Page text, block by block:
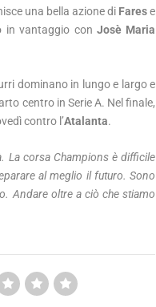
una bella azione di Farese
in vantaggio con Josè Maria
dominano in lungo e largo e
centro in Serie A. Nel finale,
contro l’Atalanta.
La corsa Champions è difficile
al meglio il futuro. Sono
Andare oltre a ciò che stiamo